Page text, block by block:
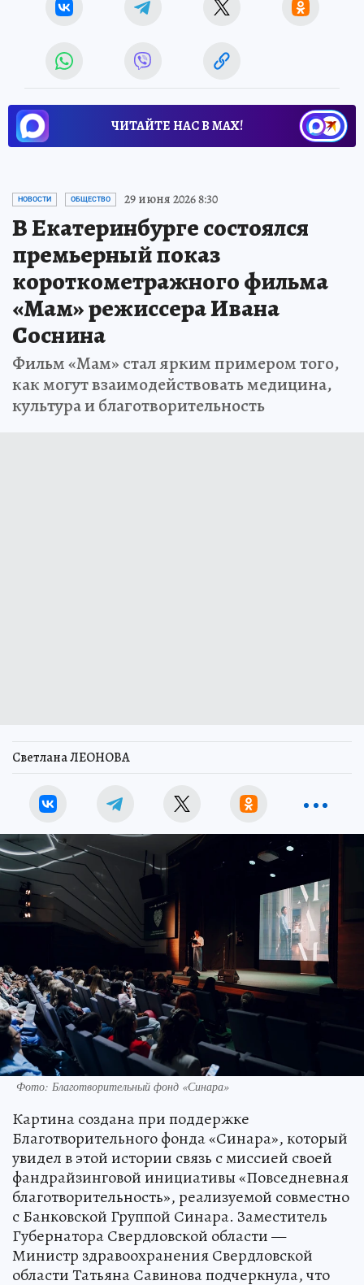
ЧИТАЙТЕ НАС В МАХ!
НОВОСТИ ОБЩЕСТВО 29 июня 2026 8:30
В Екатеринбурге состоялся
премьерный показ
короткометражного фильма
«Мам» режиссера Ивана
Соснина
Фильм «Мам» стал ярким примером того,
как могут взаимодействовать медицина,
культура и благотворительность
Светлана ЛЕОНОВА
Фото: Благотворительный фонд «Синара»
Картина создана при поддержке
Благотворительного фонда «Синара», который
увидел в этой истории связь с миссией своей
фандрайзинговой инициативы «Повседневная
благотворительность», реализуемой совместно
с Банковской Группой Синара. Заместитель
Губернатора Свердловской области —
Министр здравоохранения Свердловской
области Татьяна Савинова подчеркнула, что